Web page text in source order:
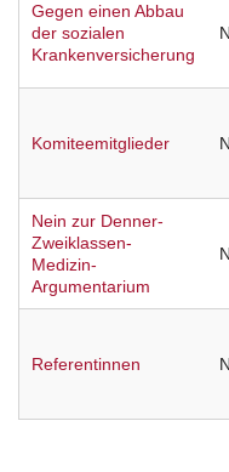
Gegen einen Abbau
der sozialen
Krankenversicherung
Komiteemitglieder
Nein zur Denner-
Zweiklassen-
Medizin-
Argumentarium
Referentinnen